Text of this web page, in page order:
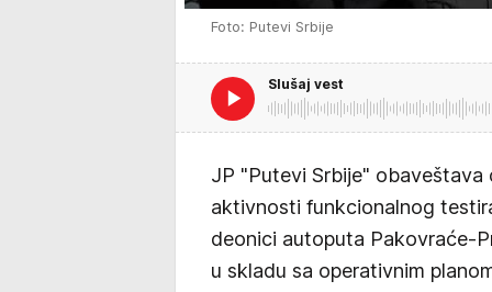
Foto: Putevi Srbije
Slušaj vest
JP "Putevi Srbije" obaveštava
aktivnosti funkcionalnog
deonici autoputa Pakovraće-
u skladu sa operativnim